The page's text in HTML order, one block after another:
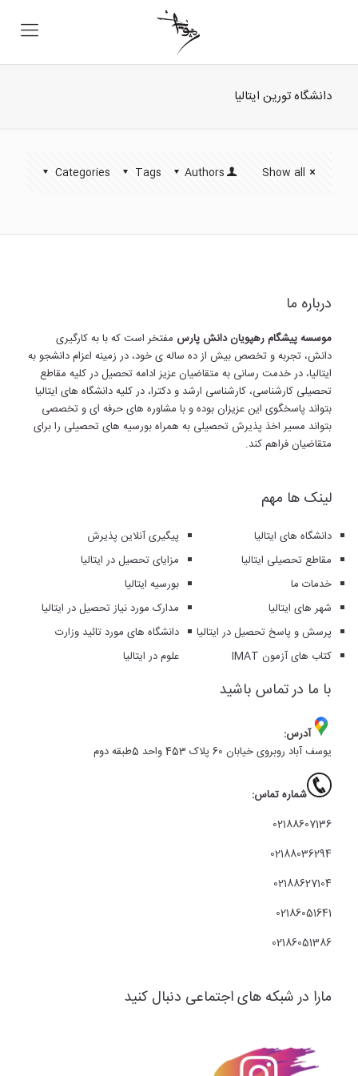
دانشگاه تورین ایتالیا
Categories Tags Authors Show all
درباره ما
موسسه پیشگام رهپویان دانش پارس مفتخر است که با به کارگیری
دانش، تجربه و تخصص بیش از ده ساله ی خود، در زمینه اعزام دانشجو به
ایتالیا، در خدمت رسانی به متقاضیان عزیز ادامه تحصیل در کلیه مقاطع
تحصیلی کارشناسی، کارشناسی ارشد و دکترا، در کلیه دانشگاه های ایتالیا
بتواند پاسخگوی این عزیزان بوده و با مشاوره های حرفه ای و تخصصی
بتواند مسیر اخذ پذیرش تحصیلی به همراه بورسیه های تحصیلی را برای
متقاضیان فراهم کند.
لینک ها مهم
پیگیری آنلاین پذیرش
مزایای تحصیل در ایتالیا
بورسیه ایتالیا
مدارک مورد نیاز تحصیل در ایتالیا
دانشگاه های مورد تائید وزارت
علوم در ایتالیا
دانشگاه های ایتالیا
مقاطع تحصیلی ایتالیا
خدمات ما
شهر های ایتالیا
پرسش و پاسخ تحصیل در ایتالیا
کتاب های آزمون IMAT
با ما در تماس باشید
آدرس:
یوسف آباد روبروی خیابان 60 پلاک 453 واحد 5طبقه دوم
شماره تماس:
02188607136
02188036294
02188627104
02186051641
02186051386
مارا در شبکه های اجتماعی دنبال کنید